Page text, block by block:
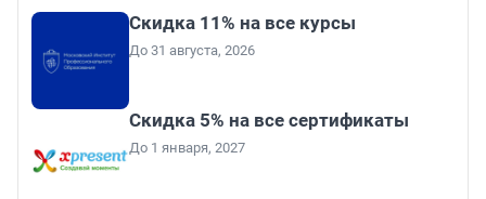
Скидка 11% на все курсы
До 31 августа, 2026
Скидка 5% на все сертификаты
До 1 января, 2027